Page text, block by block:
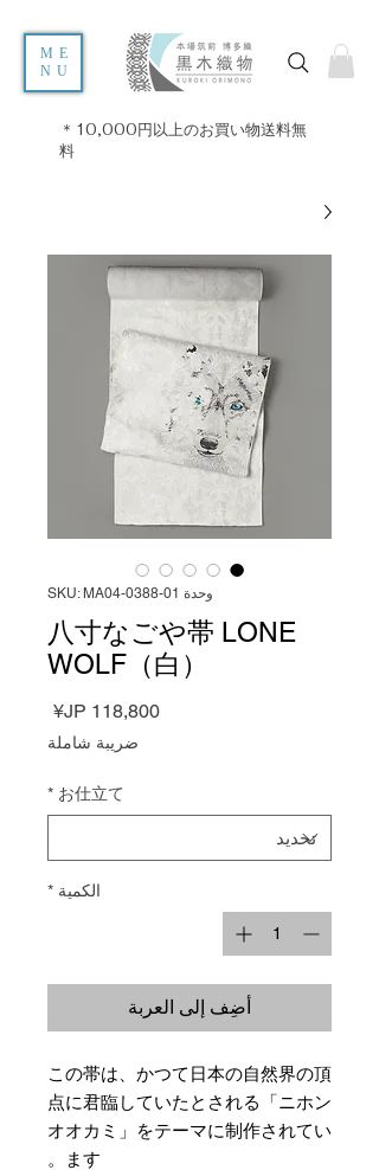
ME
NU
＊10,000円以上のお買い物送料無
料
وحدة SKU: MA04-0388-01
八寸なごや帯 LONE
WOLF（白）
السعر
ضريبة شاملة
お仕立て
*
الكمية *
أضِف إلى العربة
この帯は、かつて日本の自然界の頂
点に君臨していたとされる「ニホン
オオカミ」をテーマに制作されてい
ます。